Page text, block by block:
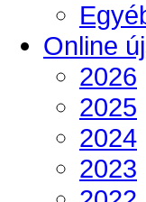
Online
2026
2025
2024
2023